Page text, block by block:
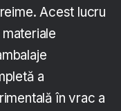
Acest lucru
a
în vrac a